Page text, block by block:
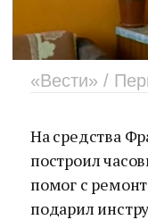
«Вести» /
На средства
построил
помог с
подарил